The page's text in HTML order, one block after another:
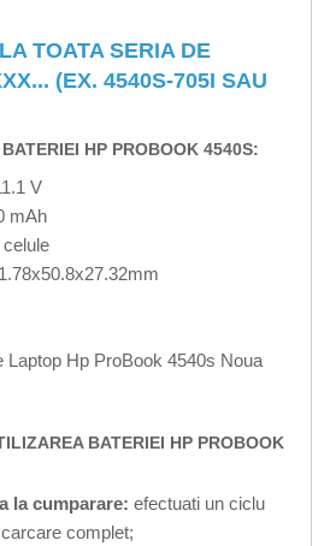
TOATA SERIA DE
(EX. 4540S-705I SAU
HP PROBOOK 4540S:
V
mAh
celule
Laptop Hp ProBook 4540s Noua
BATERIEI HP PROBOOK
la cumparare: efectuati un ciclu
complet;